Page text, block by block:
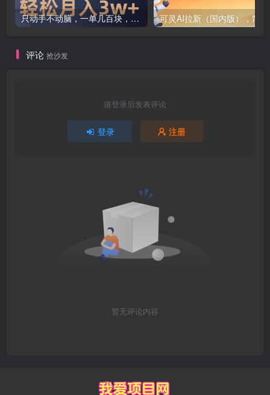
只动手不动脑，一单几百块，轻松月入2w+，看完就能直接操作，详细教程
评论 抢沙发
请登录后发表评论
登录 注册
暂无评论内容